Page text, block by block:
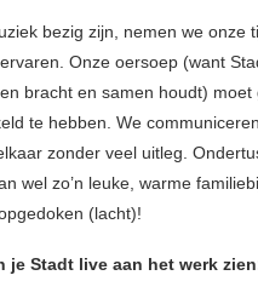
bezig zijn, nemen we onze
Onze oersoep (want
bracht en samen houdt) moet
te hebben. We
zonder veel uitleg.
wel zo’n leuke, warme
(lacht)!
je Stadt live aan het werk